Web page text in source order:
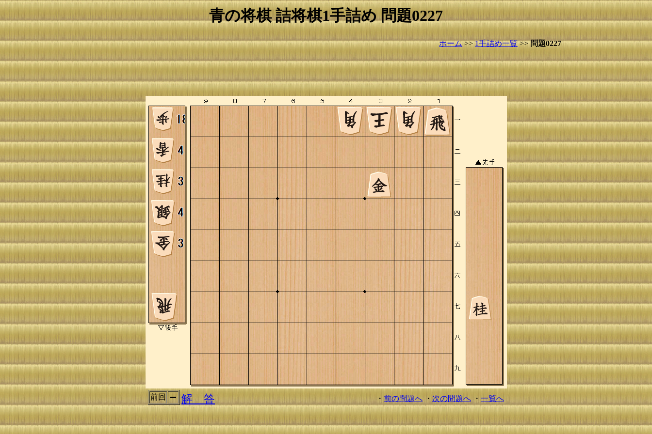
青の将棋 詰将棋1手詰め 問題0227
ホーム>>1手詰め一覧>>問題0227
前回 解 答 ・ 前の問題へ・次の問題へ ・ 一覧へ